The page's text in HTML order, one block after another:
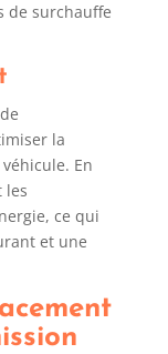
de surchauffe
la
En
les
ce qui
et une